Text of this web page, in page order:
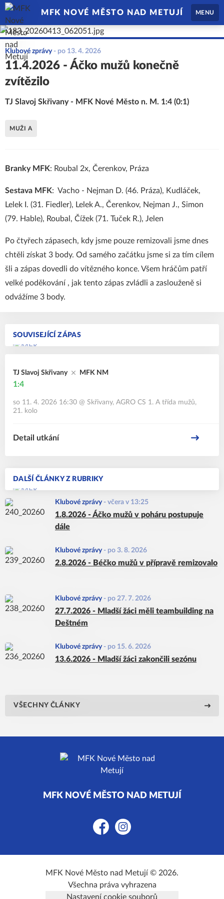
MFK NOVÉ MĚSTO NAD METUJÍ MENU
SOUVISEJÍCÍ ZÁPAS
TJ Slavoj Skřivany MFK NM
1:4
so 11. 4. 2026 16:30 @ Skřivany, AGRO CS 1. A třída mužů,
21. kolo
Detail utkání
DALŠÍ ČLÁNKY Z RUBRIKY
Klubové zprávy - včera v 13:25
1.8.2026 - Áčko mužů v poháru postupuje
dále
Klubové zprávy - po 3. 8. 2026
2.8.2026 - Béčko mužů v přípravě remizovalo
Klubové zprávy - po 27. 7. 2026
27.7.2026 - Mladší žáci měli teambuilding na
Deštném
Klubové zprávy - po 15. 6. 2026
13.6.2026 - Mladší žáci zakončili sezónu
VŠECHNY ČLÁNKY
Klubové zprávy - po 13. 4. 2026
11.4.2026 - Áčko mužů konečně
zvítězilo
TJ Slavoj Skřivany - MFK Nové Město n. M. 1:4 (0:1)
MUŽI A
Branky MFK: Roubal 2x, Čerenkov, Práza
Sestava MFK: Vacho - Nejman D. (46. Práza), Kudláček,
Lelek I. (31. Fiedler), Lelek A., Čerenkov, Nejman J., Simon
(79. Hable), Roubal, Čížek (71. Tuček R.), Jelen
Po čtyřech zápasech, kdy jsme pouze remizovali jsme dnes
chtěli získat 3 body. Od samého začátku jsme si za tím cílem
šli a zápas dovedli do vítězného konce. Všem hráčům patří
velké poděkování , jak tento zápas zvládli a zaslouženě si
odvážíme 3 body.
MFK NOVÉ MĚSTO NAD METUJÍ
FacebookInstagram
MFK Nové Město nad Metují © 2026.
Všechna práva vyhrazena
Nastavení cookie souborů